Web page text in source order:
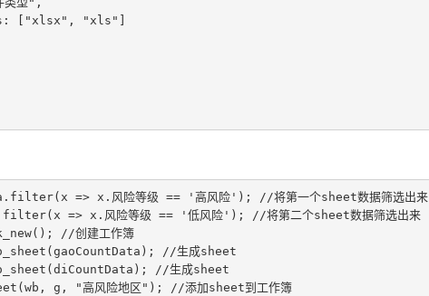
=> x.风险等级 == '高风险'); //将第一个sheet数据筛选出来
=> x.风险等级 == '低风险'); //将第二个sheet数据筛选出来
//创建工作簿
//生成sheet
//生成sheet
g, "高风险地区"); //添加sheet到工作簿